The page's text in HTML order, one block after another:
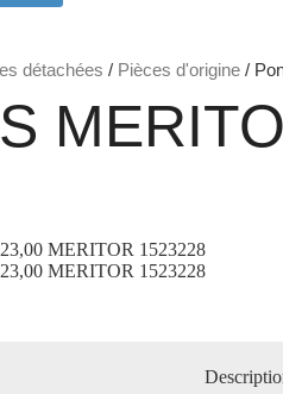
détachées / Pièces d'origine /
MERITOR 1523228
MERITOR 1523228